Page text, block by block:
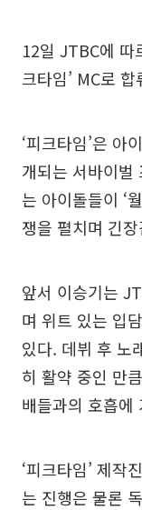
12일 JTBC에 따
크타임’ MC로 합
‘피크타임’은 아
개되는 서바이벌
는 아이돌들이 ‘
쟁을 펼치며 긴
앞서 이승기는
며 위트 있는 입
있다. 데뷔 후 노
히 활약 중인 만
배들과의 호흡에
‘피크타임’ 제작
는 진행은 물론